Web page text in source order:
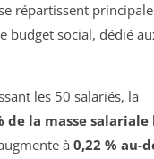
répartissent
budget social, dédié
les 50 salariés, la
de la masse
à 0,22 % au-